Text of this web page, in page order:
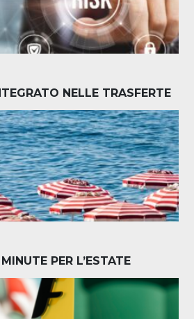
NELLE TRASFERTE
PER L’ESTATE